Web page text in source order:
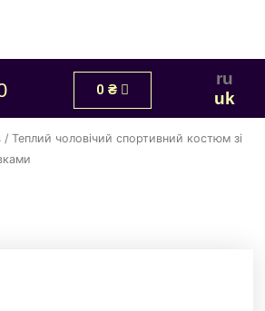
0 ₴
ru
uk
/ Теплий чоловічий спортивний костюм зі